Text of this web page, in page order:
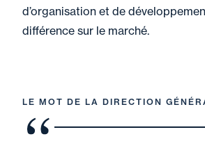
d’organisation et de
différence sur le marché.
LE MOT DE LA DIRECTION